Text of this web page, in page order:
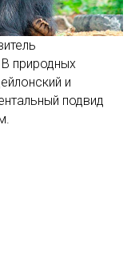
природных
и
подвид